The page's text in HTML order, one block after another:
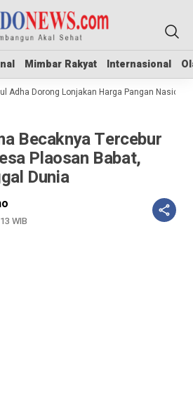
Mimbar Rakyat Internasional
Mimbar Rakyat Internasional
Dorong Lonjakan Harga Pangan Nasional
Becaknya Tercebur
Plaosan Babat,
Dunia
WIB